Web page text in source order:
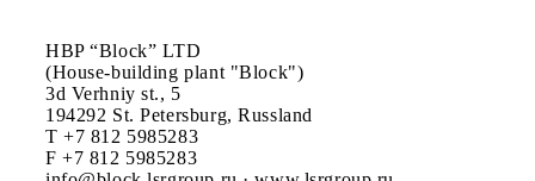
HBP “Block” LTD
(House-building plant "Block")
3d Verhniy st., 5
194292 St. Petersburg, Russland
T +7 812 5985283
F +7 812 5985283